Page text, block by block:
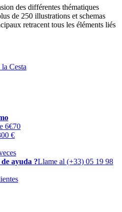
des différentes thématiques
de 250 illustrations et schemas
retracent tous les éléments liés
Cesta
6€70
€
ayuda ?Llame al (+33) 05 19 98